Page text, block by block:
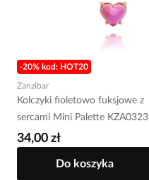
-20% kod: HOT20
Zanzibar
Kolczyki fioletowo fuksjowe z
sercami Mini Palette KZA0323
34,00 zł
Do koszyka